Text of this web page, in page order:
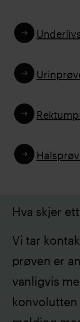
Hva skjer
Vi tar
prøven er
vanligvis
konvolutten